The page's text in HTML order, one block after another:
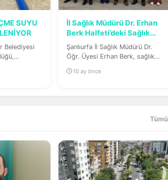
SUYU
Belediyesi
İl Sağlık Müdürü Dr. Erhan
Berk Halfeti’deki Sağlık...
Şanlıurfa İl Sağlık Müdürü Dr.
Öğr. Üyesi Erhan Berk, sağlık
10 ay önce
Tümü